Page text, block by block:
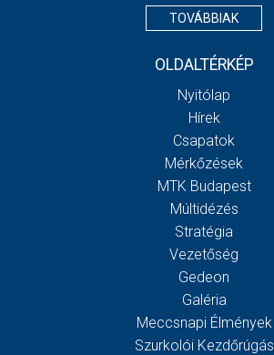
TOVÁBBIAK
OLDALTÉRKÉP
Nyitólap
Hírek
Csapatok
Mérkőzések
MTK Budapest
Múltidézés
Stratégia
Vezetőség
Gedeon
Galéria
Meccsnapi Élmények
Szurkolói Kezdőrúgás